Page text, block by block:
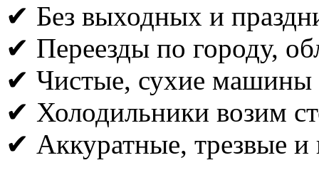
✔ Без выходных и
✔ Переезды по городу,
✔ Чистые, сухие машины
✔ Холодильники возим
✔ Аккуратные, трезвые и